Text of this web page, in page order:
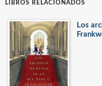
LIBROS RELACIONADOS
Los